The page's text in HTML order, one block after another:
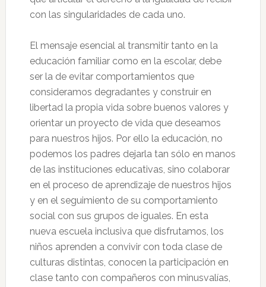
con las singularidades de cada uno.
El mensaje esencial al transmitir tanto en la
educación familiar como en la escolar, debe
ser la de evitar comportamientos que
consideramos degradantes y construir en
libertad la propia vida sobre buenos valores y
orientar un proyecto de vida que deseamos
para nuestros hijos. Por ello la educación, no
podemos los padres dejarla tan sólo en manos
de las instituciones educativas, sino colaborar
en el proceso de aprendizaje de nuestros hijos
y en el seguimiento de su comportamiento
social con sus grupos de iguales. En esta
nueva escuela inclusiva que disfrutamos, los
niños aprenden a convivir con toda clase de
culturas distintas, conocen la participación en
clase tanto con compañeros con minusvalías,